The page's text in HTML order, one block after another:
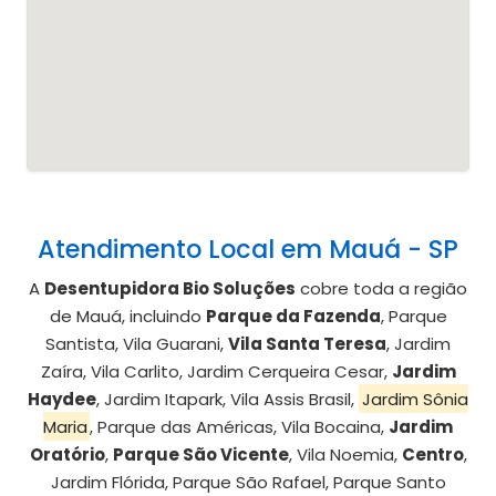
Atendimento Local em Mauá - SP
A Desentupidora Bio Soluções cobre toda a região
de Mauá, incluindo Parque da Fazenda, Parque
Santista, Vila Guarani,Vila Santa Teresa, Jardim
Zaíra, Vila Carlito, Jardim Cerqueira Cesar, Jardim
Haydee, Jardim Itapark, Vila Assis Brasil, Jardim Sônia
Maria, Parque das Américas, Vila Bocaina, Jardim
Oratório, Parque São Vicente, Vila Noemia, Centro,
Jardim Flórida, Parque São Rafael, Parque Santo